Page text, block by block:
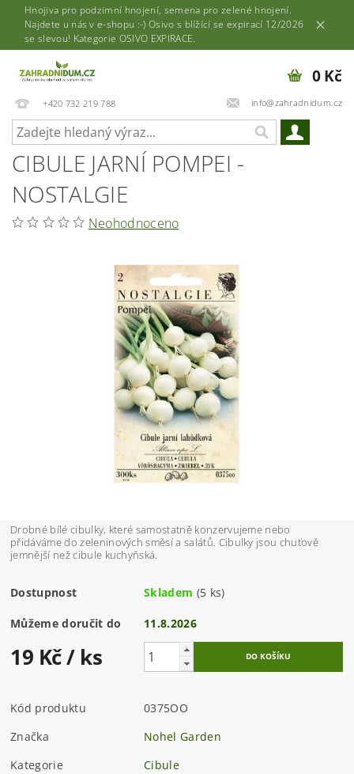
Hnojiva pro podzimní hnojení, semena pro zelené hnojení.
Najdete u nás v e-shopu :-) Osivo s blížící se expirací 12/2026
se slevou! Kategorie OSIVO EXPIRACE.
+420 732 219 788 info@zahradnidum.cz
0 Kč
CIBULE JARNÍ POMPEI -
NOSTALGIE
Neohodnoceno
Drobné bílé cibulky, které samostatně konzervujeme nebo
přidáváme do zeleninových směsí a salátů. Cibulky jsou chuťově
jemnější než cibule kuchyňská.
Dostupnost Skladem (5 ks)
Můžeme doručit do 11.8.2026
19 Kč/ ks
Kód produktu
0375OO
Značka
Nohel Garden
Kategorie
Cibule